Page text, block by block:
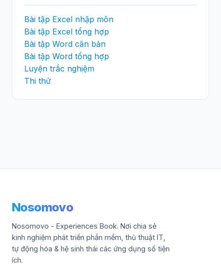
Bài tập Excel nhập môn
Bài tập Excel tổng hợp
Bài tập Word căn bản
Bài tập Word tổng hợp
Luyện trắc nghiệm
Thi thử
Nosomovo
Nosomovo - Experiences Book. Nơi chia sẻ
kinh nghiệm phát triển phần mềm, thủ thuật IT,
tự động hóa & hệ sinh thái các ứng dụng số tiện
ích.